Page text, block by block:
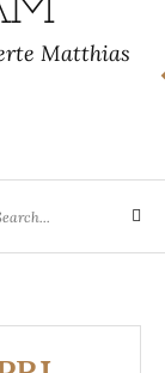
Matthias
Search